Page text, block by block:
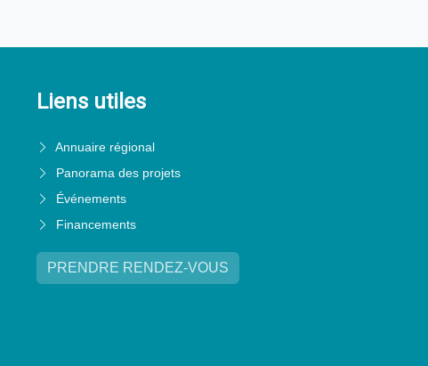
Liens utiles
Annuaire régional
Panorama des projets
Événements
Financements
PRENDRE RENDEZ-VOUS